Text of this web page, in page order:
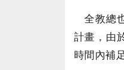
全教總
計畫，由
時間內補